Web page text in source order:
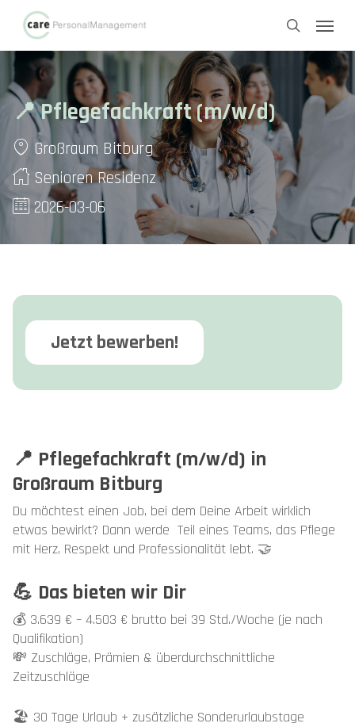
main
content
search
Menu
📍 Pflegefachkraft (m/w/d)
Großraum Bitburg
Senioren Residenz
2026-03-06
Jetzt bewerben!
📍 Pflegefachkraft (m/w/d) in
Großraum Bitburg
Du möchtest einen Job, bei dem Deine Arbeit wirklich
etwas bewirkt? Dann werde Teil eines Teams, das Pflege
mit Herz, Respekt und Professionalität lebt. 🤝
💪 Das bieten wir Dir
💰 3.639 € – 4.503 € brutto bei 39 Std./Woche (je nach
Qualifikation)
💸 Zuschläge, Prämien & überdurchschnittliche
Zeitzuschläge
🏖️ 30 Tage Urlaub + zusätzliche Sonderurlaubstage